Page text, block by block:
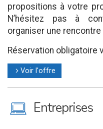
propositions à votre
N’hésitez pas à
organiser une
Réservation obligatoire
l Voir l'offre
M Entreprises